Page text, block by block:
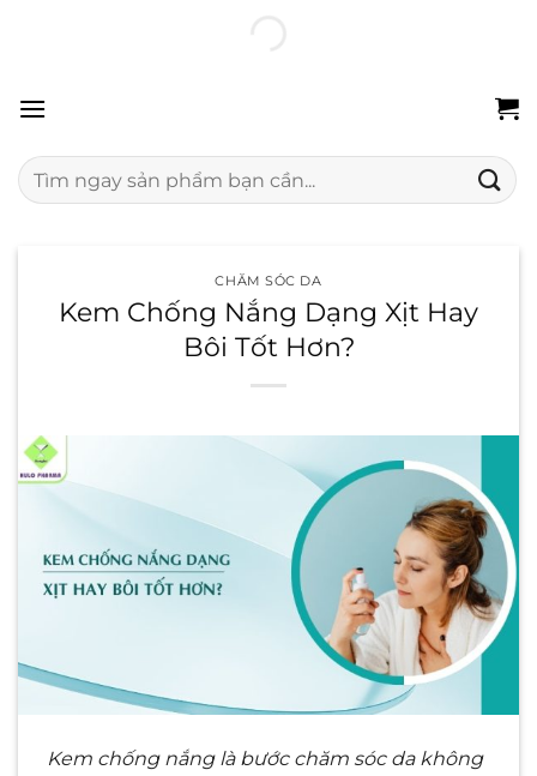
dung
Tìm
kiếm:
CHĂM SÓC DA
Kem Chống Nắng Dạng Xịt Hay
Bôi Tốt Hơn?
Kem chống nắng là bước chăm sóc da không